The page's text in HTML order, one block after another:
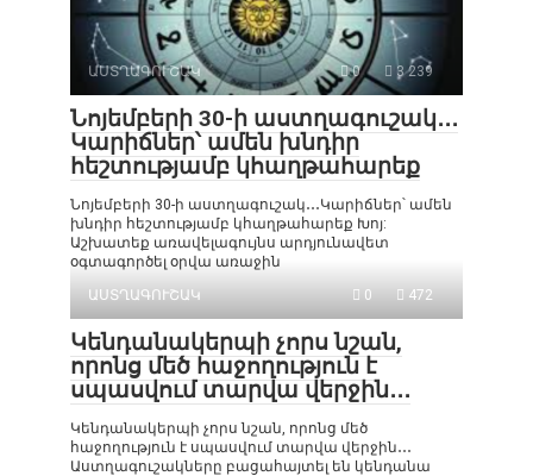
ԱՍՏՂԱԳՈՒՇԱԿ 0 3 239
Նոյեմբերի 30-ի աստղագուշակ․․․
Կարիճներ՝ ամեն խնդիր
հեշտությամբ կհաղթահարեք
Նոյեմբերի 30-ի աստղագուշակ․․․Կարիճներ՝ ամեն
խնդիր հեշտությամբ կհաղթահարեք Խոյ:
Աշխատեք առավելագույնս արդյունավետ
օգտագործել օրվա առաջին
ԱՍՏՂԱԳՈՒՇԱԿ
0 472
Կենդանակերպի չորս նշան,
որոնց մեծ հաջողություն է
սպասվում տարվա վերջին․․․
Կենդանակերպի չորս նշան, որոնց մեծ
հաջողություն է սպասվում տարվա վերջին․․․
Աստղագուշակները բացահայտել են կենդանա